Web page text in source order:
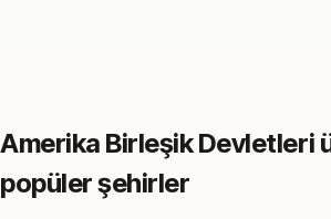
Amerika Birleşik Devletleri
popüler şehirler